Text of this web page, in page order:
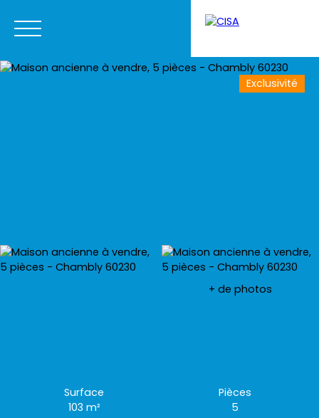
Exclusivité
+ de photos
Surface
103 m²
Pièces
5